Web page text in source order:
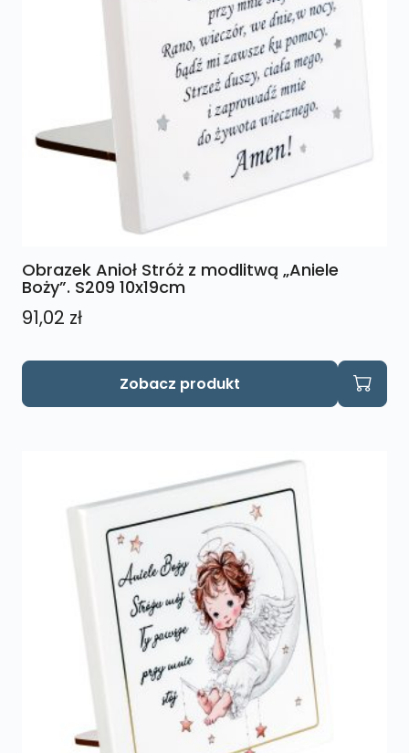
Obrazek Anioł Stróż z modlitwą „Aniele
Boży”. S209 10x19cm
91,02 zł
Zobacz produkt